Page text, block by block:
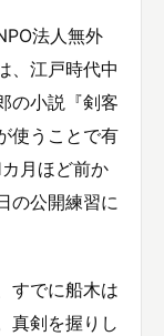
法人無外
、江戸時代中
の小説『剣客
使うことで有
月ほど前か
の公開練習に
すでに船木は
真剣を握りし